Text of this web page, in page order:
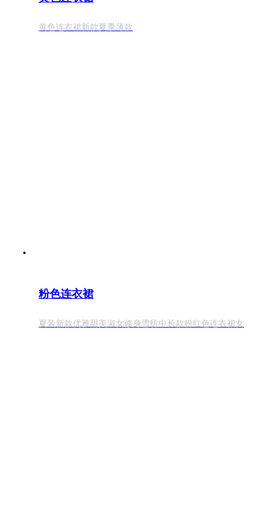
黄色连衣裙新款夏季薄款
粉色连衣裙
夏装新款优雅甜美淑女修身雪纺中长款粉红色连衣裙女